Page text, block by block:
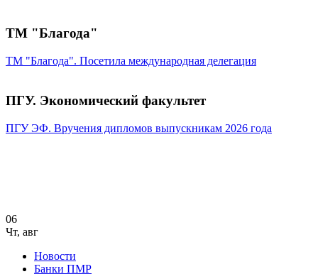
ТМ "Благода"
ТМ "Благода". Посетила международная делегация
ПГУ. Экономический факультет
ПГУ ЭФ. Вручения дипломов выпускникам 2026 года
06
Чт, авг
Новости
Банки ПМР